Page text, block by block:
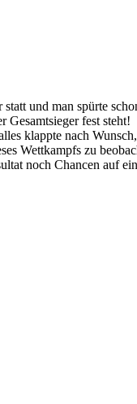
und man spürte
Gesamtsieger fest steht!
klappte nach
Wettkampfs zu
noch Chancen auf